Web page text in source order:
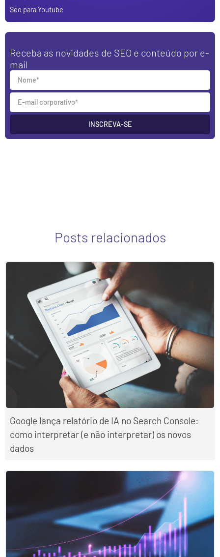
Seo para Youtube
Receba as novidades de SEO e conteúdo por e-
mail
INSCREVA-SE
Posts relacionados
Google lança relatório de IA no Search Console:
como interpretar (e não interpretar) os novos
dados